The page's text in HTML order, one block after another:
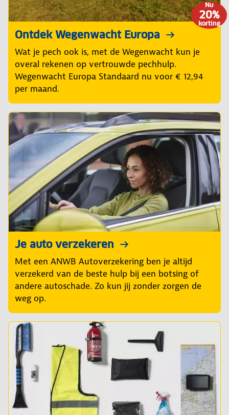
Nu
20%
korting
Ontdek Wegenwacht Europa
Wat je pech ook is, met de Wegenwacht kun je
overal rekenen op vertrouwde pechhulp.
Wegenwacht Europa Standaard nu voor € 12,94
per maand.
Je auto verzekeren
Met een ANWB Autoverzekering ben je altijd
verzekerd van de beste hulp bij een botsing of
andere autoschade. Zo kun jij zonder zorgen de
weg op.